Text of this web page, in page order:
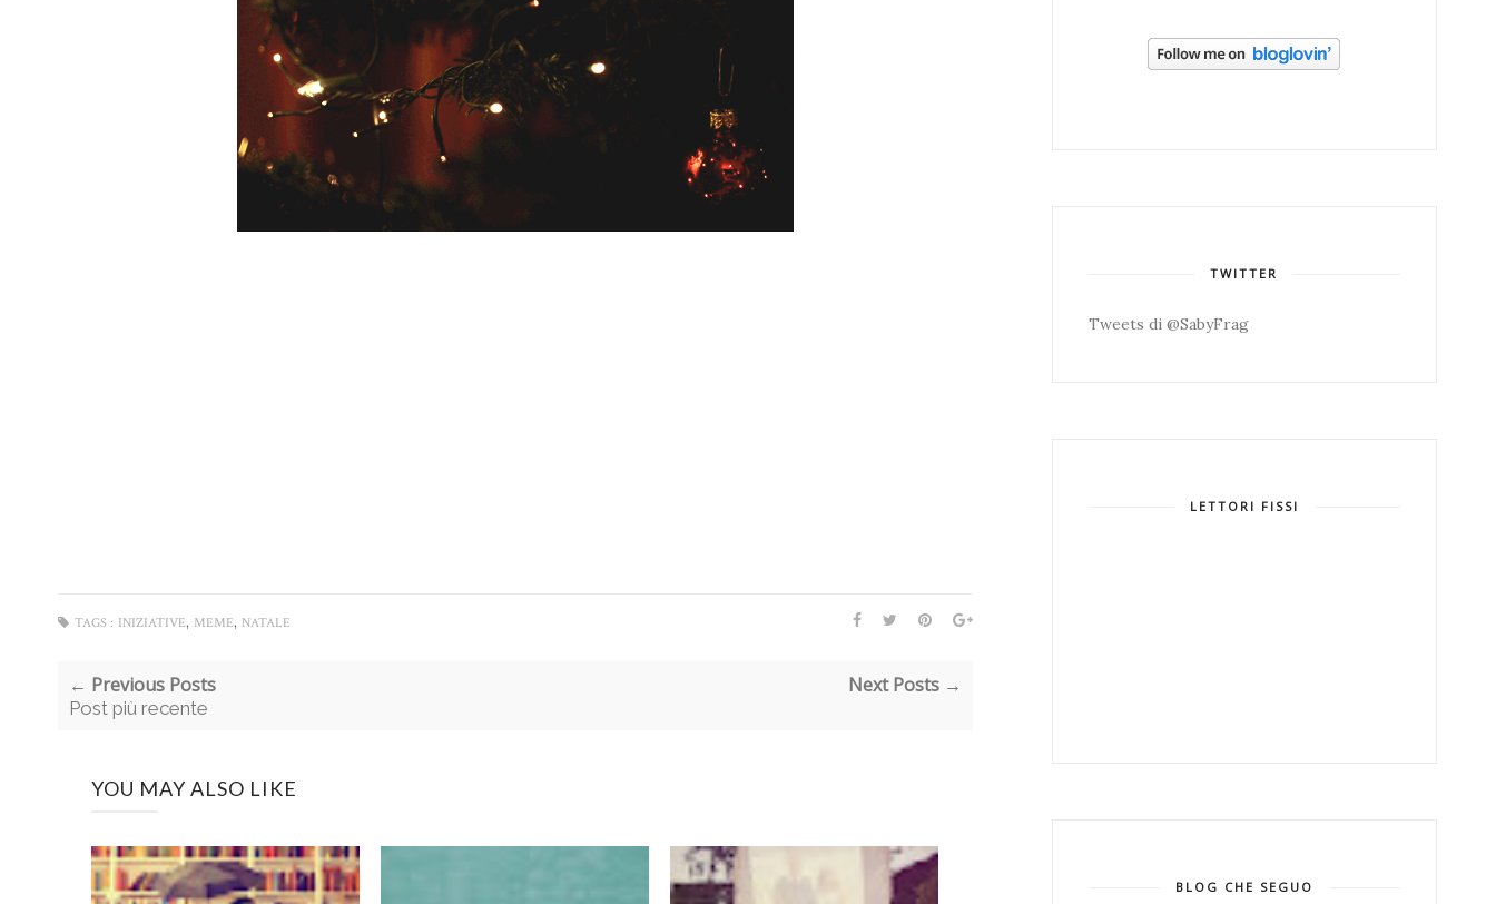
TAGS : INIZIATIVE, MEME, NATALE
← Previous Posts
Post più recente
Next Posts →
YOU MAY ALSO LIKE
TWITTER
Tweets di @SabyFrag
LETTORI FISSI
BLOG CHE SEGUO